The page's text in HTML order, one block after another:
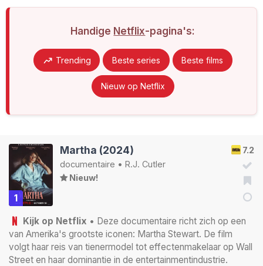
Handige Netflix-pagina's:
Trending Beste series Beste films
Nieuw op Netflix
1
7.2
Martha (2024)
documentaire • R.J. Cutler
Nieuw!
Kijk op Netflix • Deze documentaire richt zich op een
van Amerika's grootste iconen: Martha Stewart. De film
volgt haar reis van tienermodel tot effectenmakelaar op Wall
Street en haar dominantie in de entertainmentindustrie.